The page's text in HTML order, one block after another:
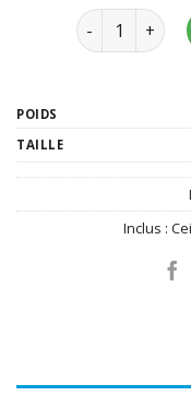
quantité de
POIDS
TAILLE
Inclus :